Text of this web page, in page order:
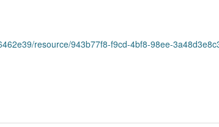
resource/943b77f8-f9cd-4bf8-98ee-